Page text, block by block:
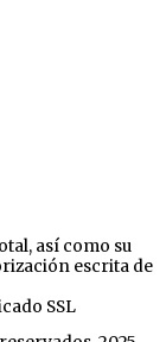
así como su
escrita de
SSL